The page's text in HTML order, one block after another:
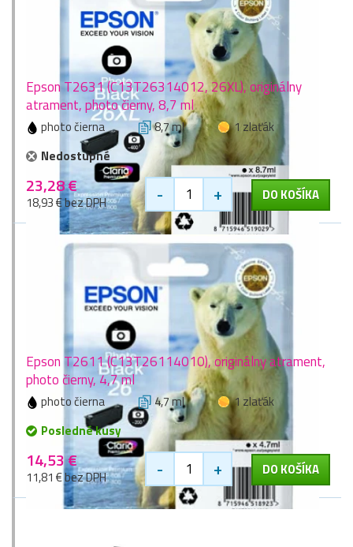
Epson T2631 (C13T26314012, 26XL), originálny
atrament, photo čierny, 8,7 ml
photo čierna 8,7 ml
1 zlaťák
Nedostupné
23,28 €
18,93 € bez DPH - + DO KOŠÍKA
Epson T2611 (C13T26114010), originálny atrament,
photo čierny, 4,7 ml
photo čierna 4,7 ml
1 zlaťák
Posledné kusy
14,53 €
11,81 € bez DPH - + DO KOŠÍKA